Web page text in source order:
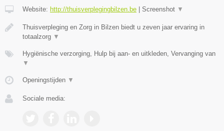
Website: http://thuisverplegingbilzen.be Screenshot ▼
Thuisverpleging en Zorg in Bilzen biedt u zeven jaar ervaring in
totaalzorg ▼
Hygiënische verzorging, Hulp bij aan- en uitkleden, Vervanging van
▼
Openingstijden ▼
Sociale media: